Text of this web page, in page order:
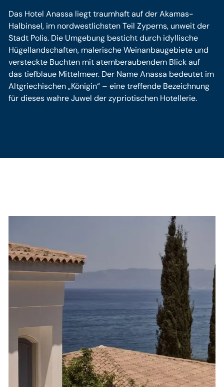
Das Hotel Anassa liegt traumhaft auf der Akamas-
Halbinsel, im nordwestlichsten Teil Zyperns, unweit der
Stadt Polis. Die Umgebung besticht durch idyllische
Hügellandschaften, malerische Weinanbaugebiete und
versteckte Buchten mit atemberaubendem Blick auf
das tiefblaue Mittelmeer. Der Name Anassa bedeutet im
Altgriechischen „Königin“ – eine treffende Bezeichnung
für dieses wahre Juwel der zypriotischen Hotellerie.